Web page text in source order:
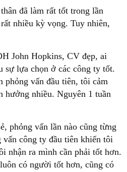
đã làm rất tốt trong lần
nhiều kỳ vọng. Tuy nhiên,
John Hopkins, CV đẹp, ai
sự lựa chọn ở các công ty tốt.
phỏng vấn đầu tiên, tôi cảm
hưởng nhiều. Nguyên 1 tuần
phỏng vấn lần nào cũng từng
công ty đầu tiên khiến tôi
nhận ra mình cần phải tốt hơn.
có người tốt hơn, cũng có